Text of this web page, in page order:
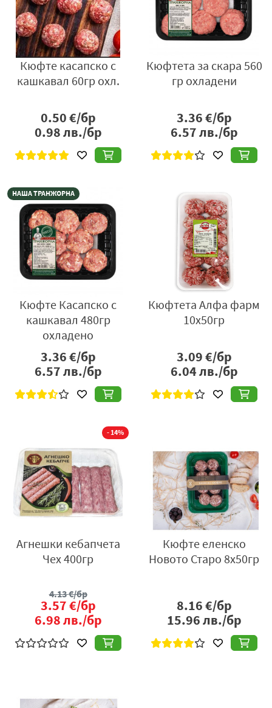
Кюфте касапско с
кашкавал 60гр охл.
0.50€/бр
0.98лв./бр
Кюфтета за скара 560
гр охладени
3.36€/бр
6.57лв./бр
НАША ТРАНЖОРНА
Кюфте Касапско с
кашкавал 480гр
охладено
3.36€/бр
6.57лв./бр
Кюфтета Алфа фарм
10x50гр
3.09€/бр
6.04лв./бр
- 14%
Агнешки кебапчета
Чех 400гр
4.13€/бр
3.57€/бр
6.98лв./бр
Кюфте еленско
Новото Старо 8x50гр
8.16€/бр
15.96лв./бр